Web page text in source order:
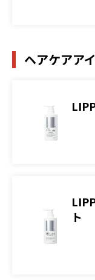
ヘアケアア
ト